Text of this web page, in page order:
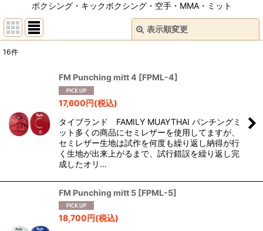
ボクシング・キックボクシング・空手・MMA・ミット
表示順変更
並び順:
絞り込む
16件
FM Punching mitt 4 [FPML-4]
17,600円(税込)
タイブランド FAMILY MUAYTHAI パンチングミ
ット多くの商品にセミレザーを使用してますが、
セミレザー生地は試作を何度も繰り返し納得が行
く生地が出来上がるまで、試行錯誤を繰り返し完
成したオリ…
FM Punching mitt 5 [FPML-5]
18,700円(税込)